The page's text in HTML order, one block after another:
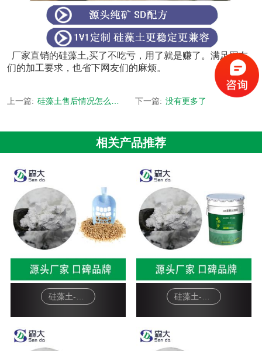
厂家直销的硅藻土,买了不吃亏，用了就是赚了。满足网友
们的加工要求，也省下网友们的麻烦。
上一篇: 下一篇: 没有更多了
相关产品推荐